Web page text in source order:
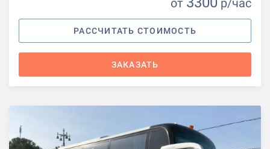
от р/час
РАССЧИТАТЬ СТОИМОСТЬ
ЗАКАЗАТЬ